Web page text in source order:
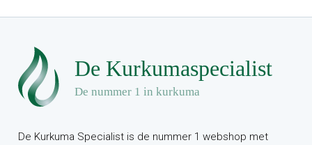
De Kurkuma Specialist is de nummer 1 webshop met